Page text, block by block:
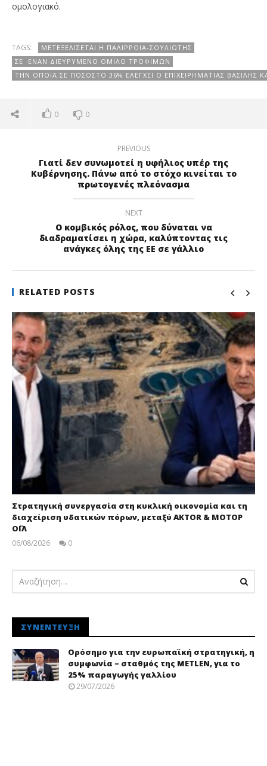
ομολογιακό.
TAGS:
ΜΕΤΕΞΕΛΊΣΕΤΑΙ Η ΠΑΛΊΡΡΟΙΑ-ΣΟΥΛΙΏΤΗΣ
ΣΕ ΈΝΑΝ ΔΙΕΥΡΥΜΈΝΟ ΌΜΙΛΟ ΤΡΟΦΊΜΩΝ
ΤΗΝ ΟΠΟΊΑ ΣΕ ΠΟΣΟΣΤΌ 36% ΕΛΈΓΧΕΙ Ο ΕΠΙΧΕΙΡΗΜΑΤΊΑΣ ΒΑΣΊΛΗΣ
0 0
PREVIOUS
Γιατί δεν συνωμοτεί η υφήλιος υπέρ της
Κυβέρνησης. Πάνω από το στόχο κινείται το
πρωτογενές πλεόνασμα
NEXT
Ο κομβικός ρόλος, που δύναται να
διαδραματίσει η χώρα, καλύπτοντας τις
ανάγκες όλης της ΕΕ σε γάλλιο
RELATED POSTS
Στρατηγική συνεργασία στη κυκλική οικονομία και τη
διαχείριση υδατικών πόρων, μεταξύ AKTOR & ΜΟΤΟΡ
ΟΪΛ
06/08/2026
0
ΣΥΝΈΝΤΕΥΞΗ
Ορόσημο για την ευρωπαϊκή στρατηγική, η
συμφωνία – σταθμός της METLEN, για το
25% παραγωγής γαλλίου
29/07/2026